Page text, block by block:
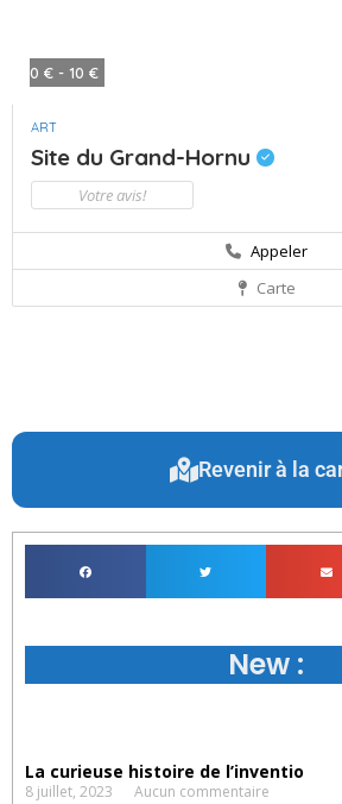
0 € - 10 €
ART
Site du Grand-Hornu
Votre avis!
Appeler
Carte
Revenir à la
New :
La curieuse histoire de l’inventio
8 juillet, 2023 Aucun commentaire